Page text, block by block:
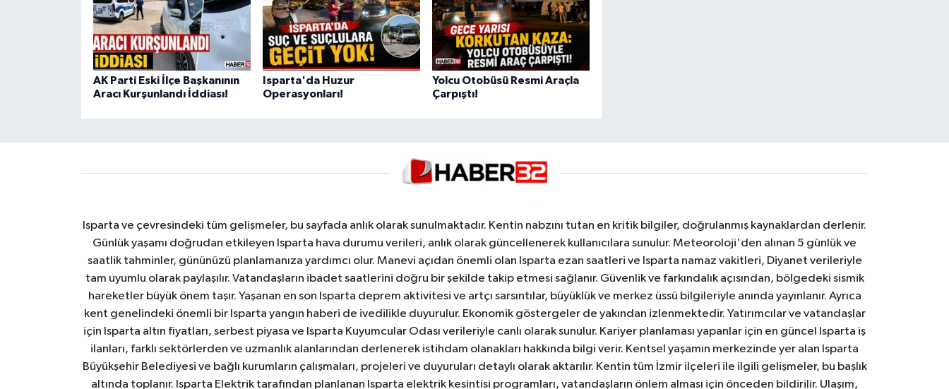
AK Parti Eski İlçe Başkanının
Aracı Kurşunlandı İddiası!
Isparta'da Huzur
Operasyonları!
Yolcu Otobüsü Resmi Araçla
Çarpıştı!
Isparta ve çevresindeki tüm gelişmeler, bu sayfada anlık olarak sunulmaktadır. Kentin nabzını tutan en kritik bilgiler, doğrulanmış kaynaklardan derlenir.
Günlük yaşamı doğrudan etkileyen Isparta hava durumu verileri, anlık olarak güncellenerek kullanıcılara sunulur. Meteoroloji'den alınan 5 günlük ve
saatlik tahminler, gününüzü planlamanıza yardımcı olur. Manevi açıdan önemli olan Isparta ezan saatleri ve Isparta namaz vakitleri, Diyanet verileriyle
tam uyumlu olarak paylaşılır. Vatandaşların ibadet saatlerini doğru bir şekilde takip etmesi sağlanır. Güvenlik ve farkındalık açısından, bölgedeki sismik
hareketler büyük önem taşır. Yaşanan en son Isparta deprem aktivitesi ve artçı sarsıntılar, büyüklük ve merkez üssü bilgileriyle anında yayınlanır. Ayrıca
kent genelindeki önemli bir Isparta yangın haberi de ivedilikle duyurulur. Ekonomik göstergeler de yakından izlenmektedir. Yatırımcılar ve vatandaşlar
için Isparta altın fiyatları, serbest piyasa ve Isparta Kuyumcular Odası verileriyle canlı olarak sunulur. Kariyer planlaması yapanlar için en güncel Isparta iş
ilanları, farklı sektörlerden ve uzmanlık alanlarından derlenerek istihdam olanakları hakkında bilgi verir. Kentsel yaşamın merkezinde yer alan Isparta
Büyükşehir Belediyesi ve bağlı kurumların çalışmaları, projeleri ve duyuruları detaylı olarak aktarılır. Kentin tüm İzmir ilçeleri ile ilgili gelişmeler, bu başlık
altında toplanır. Isparta Elektrik tarafından planlanan Isparta elektrik kesintisi programları, vatandaşların önlem alması için önceden bildirilir. Ulaşım,